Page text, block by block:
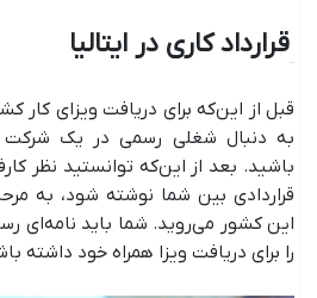
قرارداد کاری در ایتالیا
قبل از این‌که برای دریافت ویزای کار
به دنبال شغلی رسمی در یک شرکت
باشید. بعد از این‌که توانستید نظر
قراردادی بین شما نوشته ‌شود، به
این کشور می‌روید. شما باید نامه‌ای
را برای دریافت ویزا همراه خود داشته